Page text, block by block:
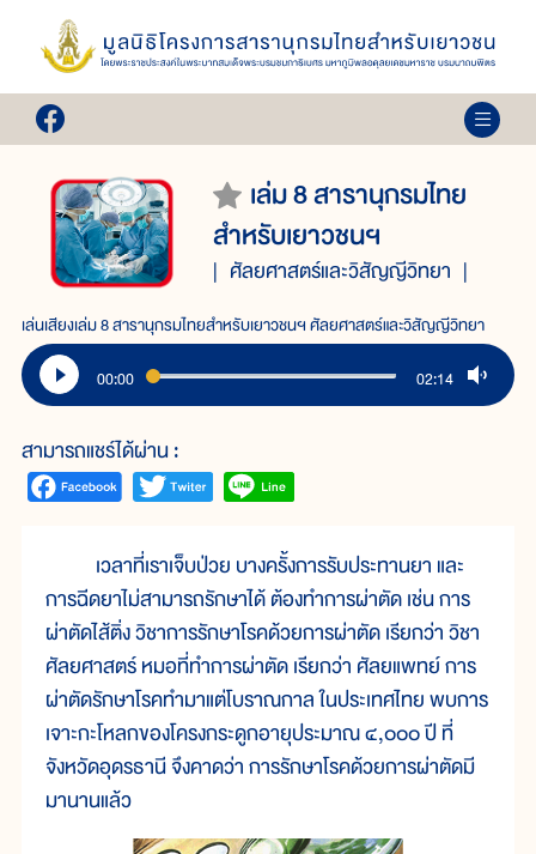
เล่ม 8 สารานุกรมไทย
สำหรับเยาวชนฯ
ศัลยศาสตร์และวิสัญญีวิทยา
เล่นเสียงเล่ม 8 สารานุกรมไทยสำหรับเยาวชนฯ ศัลยศาสตร์และวิสัญญีวิทยา
00:00 02:14
สามารถแชร์ได้ผ่าน :
เวลาที่เราเจ็บป่วย บางครั้งการรับประทานยา และ
การฉีดยาไม่สามารถรักษาได้ ต้องทำการผ่าตัด เช่น การ
ผ่าตัดไส้ติ่ง วิชาการรักษาโรคด้วยการผ่าตัด เรียกว่า วิชา
ศัลยศาสตร์ หมอที่ทำการผ่าตัด เรียกว่า ศัลยแพทย์ การ
ผ่าตัดรักษาโรคทำมาแต่โบราณกาล ในประเทศไทย พบการ
เจาะกะโหลกของโครงกระดูกอายุประมาณ ๔,๐๐๐ ปี ที่
จังหวัดอุดรธานี จึงคาดว่า การรักษาโรคด้วยการผ่าตัดมี
มานานแล้ว